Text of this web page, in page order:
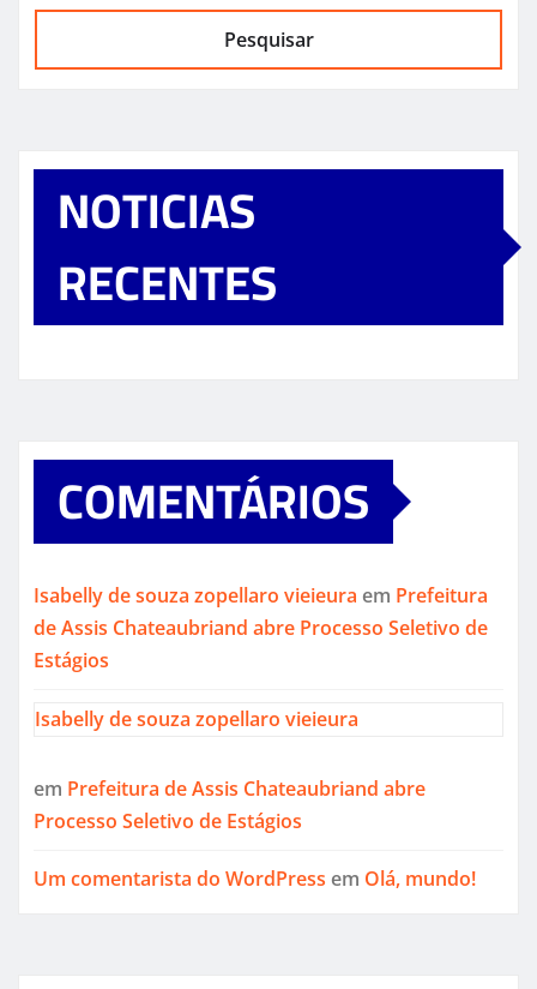
Pesquisar
NOTICIAS
RECENTES
COMENTÁRIOS
Isabelly de souza zopellaro vieieura em Prefeitura
de Assis Chateaubriand abre Processo Seletivo de
Estágios
Isabelly de souza zopellaro vieieura
em Prefeitura de Assis Chateaubriand abre
Processo Seletivo de Estágios
Um comentarista do WordPress em Olá, mundo!